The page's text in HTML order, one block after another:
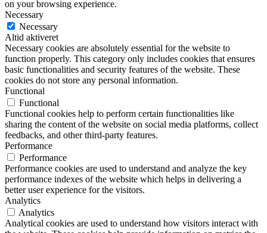
on your browsing experience.
Necessary
Necessary
Altid aktiveret
Necessary cookies are absolutely essential for the website to
function properly. This category only includes cookies that ensures
basic functionalities and security features of the website. These
cookies do not store any personal information.
Functional
Functional
Functional cookies help to perform certain functionalities like
sharing the content of the website on social media platforms, collect
feedbacks, and other third-party features.
Performance
Performance
Performance cookies are used to understand and analyze the key
performance indexes of the website which helps in delivering a
better user experience for the visitors.
Analytics
Analytics
Analytical cookies are used to understand how visitors interact with